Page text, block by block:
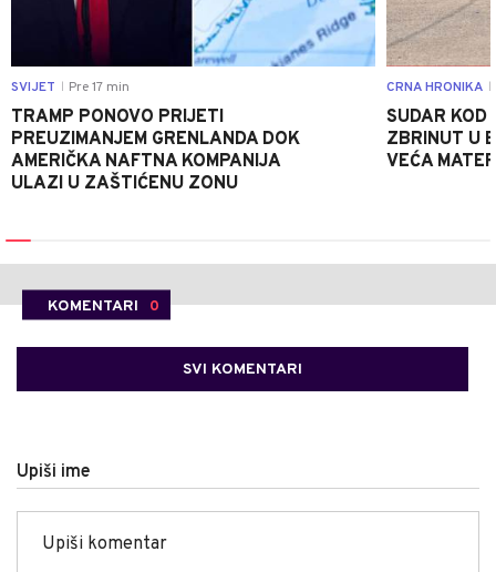
SVIJET Pre 17 min
TRAMP PONOVO PRIJETI
PREUZIMANJEM GRENLANDA DOK
AMERIČKA NAFTNA KOMPANIJA
ULAZI U ZAŠTIĆENU ZONU
CRNA HRONIKA
SUDAR KOD
ZBRINUT U
VEĆA
KOMENTARI 0
SVI KOMENTARI
Upiši ime